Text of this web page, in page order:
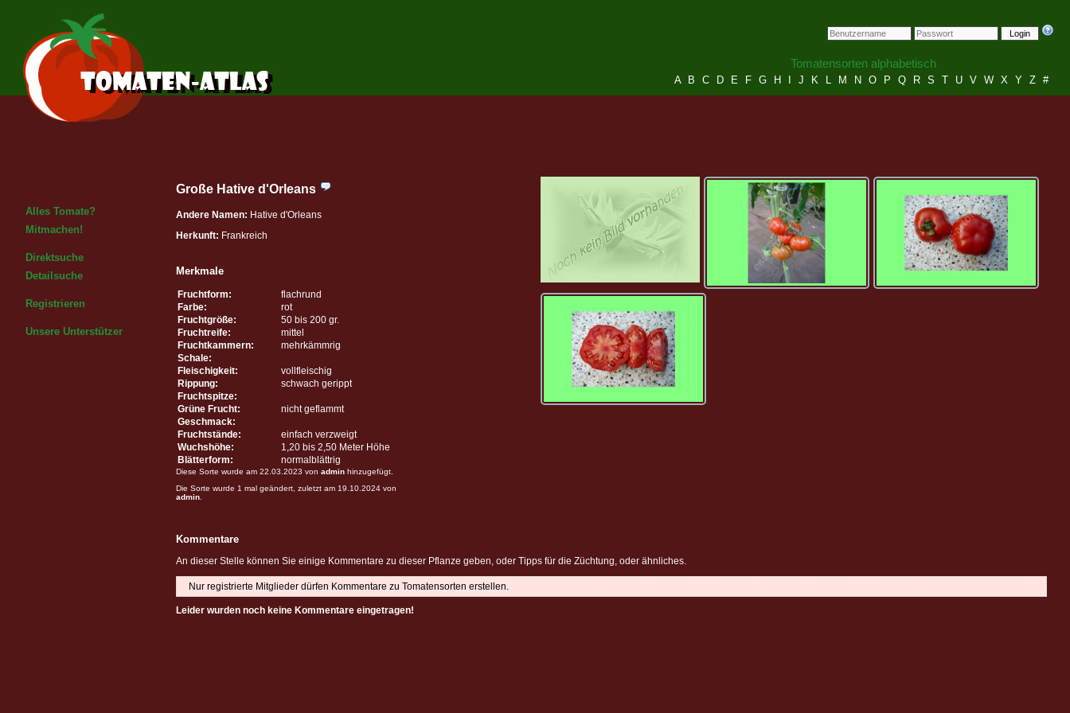
Login
Tomatensorten alphabetisch
A B C D E F G H J K L M N O P Q R S T U V W X Y Z #
Alles Tomate?
Mitmachen!
Direktsuche
Detailsuche
Registrieren
Unsere Unterstützer
Große Hative d'Orleans
Andere Namen: Hative d'Orleans
Herkunft: Frankreich
Merkmale
Fruchtform:
flachrund
Farbe:
rot
Fruchtgröße:
50 bis 200 gr.
Fruchtreife:
mittel
Fruchtkammern:
mehrkämmrig
Schale:
Fleischigkeit:
vollfleischig
Rippung:
schwach gerippt
Fruchtspitze:
Grüne Frucht:
nicht geflammt
Geschmack:
Fruchtstände:
einfach verzweigt
Wuchshöhe:
1,20 bis 2,50 Meter Höhe
Blätterform:
normalblättrig
Diese Sorte wurde am 22.03.2023 von admin hinzugefügt.
Die Sorte wurde 1 mal geändert, zuletzt am 19.10.2024 von
admin
Kommentare
An dieser Stelle können Sie einige Kommentare zu dieser Pflanze geben, oder Tipps für die Züchtung, oder ähnliches.
Nur registrierte Mitglieder dürfen Kommentare zu Tomatensorten erstellen.
Leider wurden noch keine Kommentare eingetragen!